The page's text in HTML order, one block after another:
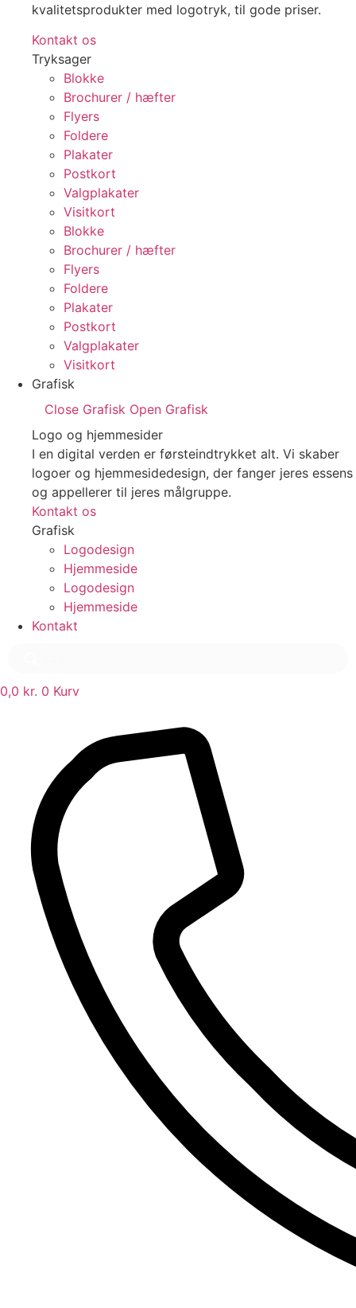
kvalitetsprodukter med logotryk, til gode priser.
Kontakt os
Tryksager
Blokke
Brochurer / hæfter
Flyers
Foldere
Plakater
Postkort
Valgplakater
Visitkort
Blokke
Brochurer / hæfter
Flyers
Foldere
Plakater
Postkort
Valgplakater
Visitkort
Grafisk
Close Grafisk Open Grafisk
Logo og hjemmesider
I en digital verden er førsteindtrykket alt. Vi skaber
logoer og hjemmesidedesign, der fanger jeres essens
og appellerer til jeres målgruppe.
Kontakt os
Grafisk
Logodesign
Hjemmeside
Logodesign
Hjemmeside
Kontakt
0,0 kr. 0 Kurv